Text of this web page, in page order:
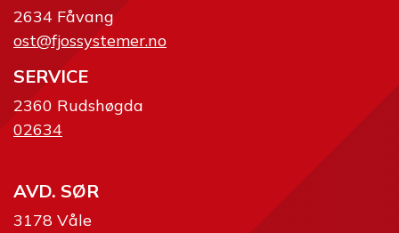
2634 Fåvang
ost@fjossystemer.no
SERVICE
2360 Rudshøgda
02634
AVD. SØR
3178 Våle